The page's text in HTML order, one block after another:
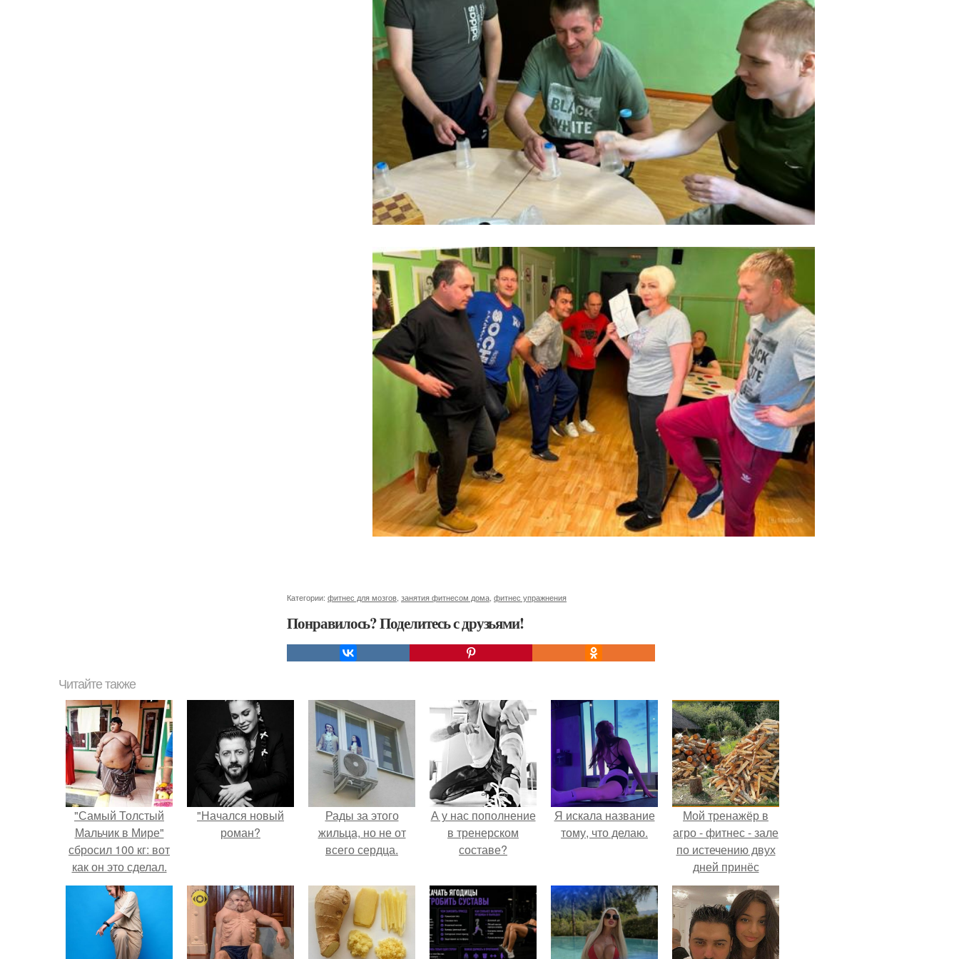
Категории: фитнес для мозгов занятия фитнесом дома фитнес упражнения
Понравилось? Поделитесь с друзьями!
Читайте также
"Самый Толстый
Мальчик в Мире"
сбросил 100 кг: вот
как он это сделал.
"Начался новый
роман?
Рады за этого
жильца, но не от
всего сердца.
А у нас пополнение
в тренерском
составе?
Я искала название
тому, что делаю.
Мой тренажёр в
агро - фитнес - зале
по истечению двух
дней принёс
ощутимый
результат.